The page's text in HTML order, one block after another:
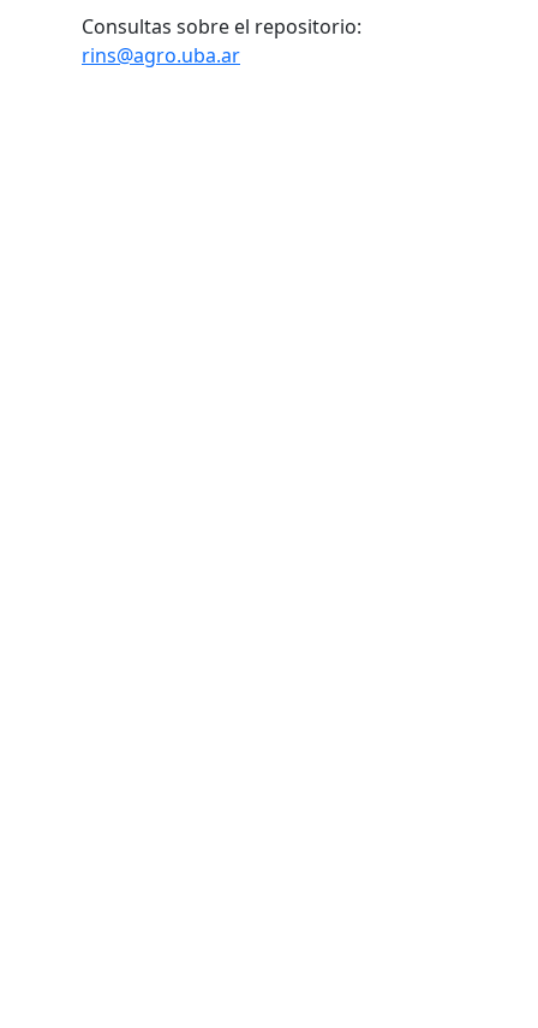
Consultas sobre el repositorio:
rins@agro.uba.ar